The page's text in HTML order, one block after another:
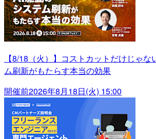
【8/18（火）】コストカットだけじゃ
ム刷新がもたらす本当の効果
開催前2026年8月18日(火) 15:00